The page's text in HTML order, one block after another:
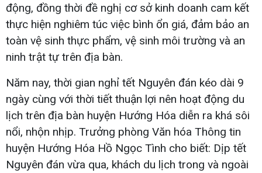
động, đồng thời đề nghị cơ sở kinh doanh cam kết
thực hiện nghiêm túc việc bình ổn giá, đảm bảo an
toàn vệ sinh thực phẩm, vệ sinh môi trường và an
ninh trật tự trên địa bàn.
Năm nay, thời gian nghỉ tết Nguyên đán kéo dài 9
ngày cùng với thời tiết thuận lợi nên hoạt động du
lịch trên địa bàn huyện Hướng Hóa diễn ra khá sôi
nổi, nhộn nhịp. Trưởng phòng Văn hóa Thông tin
huyện Hướng Hóa Hồ Ngọc Tình cho biết: Dịp tết
Nguyên đán vừa qua, khách du lịch trong và ngoài